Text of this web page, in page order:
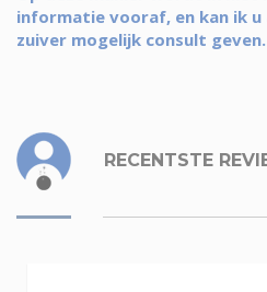
informatie vooraf, en kan ik u
zuiver mogelijk consult geven.
RECENTSTE